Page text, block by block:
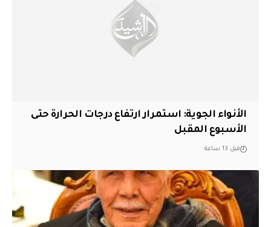
الأنواء الجوية: استمرار ارتفاع درجات الحرارة حتى
الأسبوع المقبل
قبل 13 ساعة